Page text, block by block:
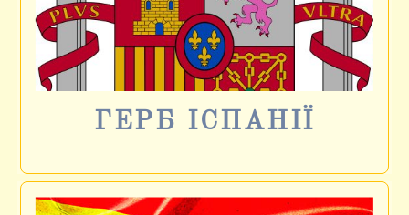
ГЕРБ ІСПАНІЇ